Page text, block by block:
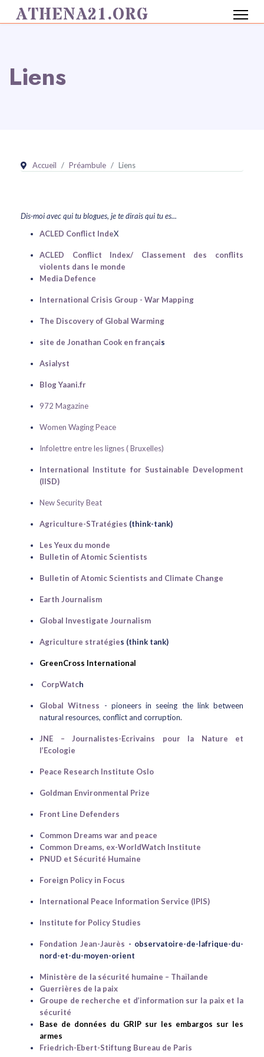
ATHENA21.ORG
Liens
Accueil Préambule Liens
Dis-moi avec qui tu blogues, je te dirais qui tu es...
ACLED Conflict IndeX
ACLED Conflict Index/ Classement des conflits
violents dans le monde
Media Defence
International Crisis Group - War Mapping
The Discovery of Global Warming
site de Jonathan Cook en français
Asialyst
Blog Yaani.fr
972 Magazine
Women Waging Peace
Infolettre entre les lignes ( Bruxelles)
International Institute for Sustainable Development
(IISD)
New Security Beat
Agriculture-STratégies (think-tank)
Les Yeux du monde
Bulletin of Atomic Scientists
Bulletin of Atomic Scientists and Climate Change
Earth Journalism
Global Investigate Journalism
Agriculture stratégies (think tank)
GreenCross International
CorpWatch
Global Witness
- pioneers in seeing the link between
natural resources, conflict and corruption.
JNE – Journalistes-Ecrivains pour la Nature et
l’Ecologie
Peace Research Institute Oslo
Goldman Environmental Prize
Front Line Defenders
Common Dreams war and peace
Common Dreams, ex-WorldWatch Institute
PNUD et Sécurité Humaine
Foreign Policy in Focus
International Peace Information Service (IPIS)
Institute for Policy Studies
Fondation Jean-Jaurès - observatoire-de-lafrique-du-
nord-et-du-moyen-orient
Ministère de la sécurité humaine – Thaïlande
Guerrières de la paix
Groupe de recherche et d’information sur la paix et la
sécurité
Base de données du GRIP sur les embargos sur les
armes
Friedrich-Ebert-Stiftung Bureau de Paris